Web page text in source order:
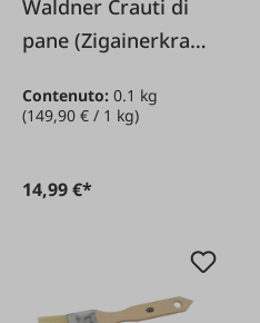
Waldner Crauti di
pane (Zigainerkraut)
100 g
Contenuto: 0.1 kg
(149,90 € / 1 kg)
14,99 €*